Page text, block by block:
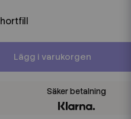
Lägg i varukorgen